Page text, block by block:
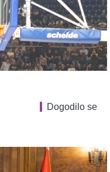
Dogodilo se